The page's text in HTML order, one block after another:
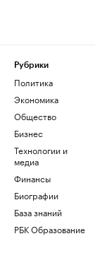
Рубрики
Политика
Экономика
Общество
Бизнес
Технологии и
медиа
Финансы
Биографии
База знаний
РБК Образование